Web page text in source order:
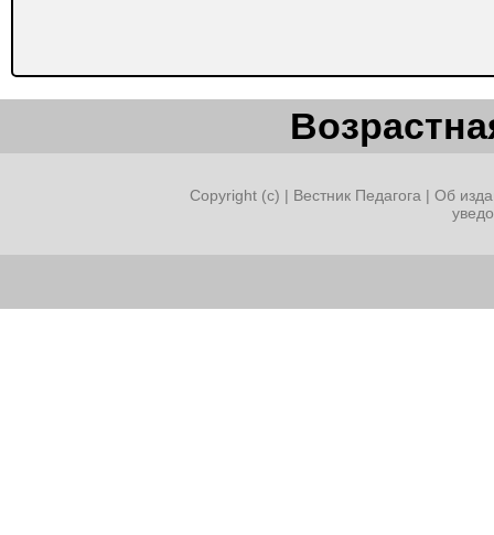
Copyright (c) | Вестник Педагога | Об